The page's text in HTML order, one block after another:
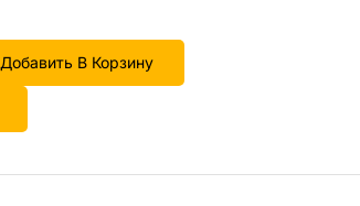
Добавить В Корзину